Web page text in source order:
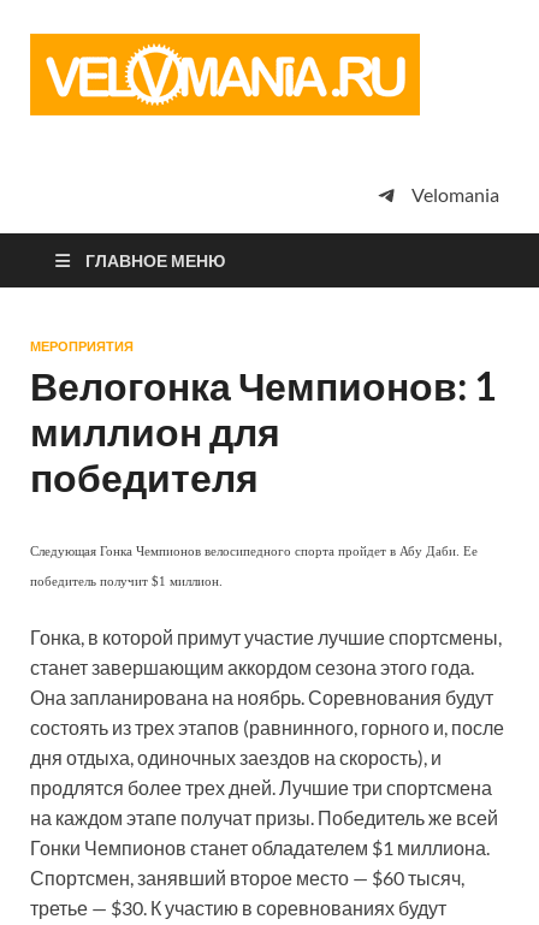
просто
Velomania
ГЛАВНОЕ МЕНЮ
МЕРОПРИЯТИЯ
Велогонка Чемпионов: 1
миллион для
победителя
Следующая Гонка Чемпионов велосипедного спорта пройдет в Абу Даби. Ее
победитель получит $1 миллион.
Гонка, в которой примут участие лучшие спортсмены,
станет завершающим аккордом сезона этого года.
Она запланирована на ноябрь. Соревнования будут
состоять из трех этапов (равнинного, горного и, после
дня отдыха, одиночных заездов на скорость), и
продлятся более трех дней. Лучшие три спортсмена
на каждом этапе получат призы. Победитель же всей
Гонки Чемпионов станет обладателем $1 миллиона.
Спортсмен, занявший второе место — $60 тысяч,
третье — $30. К участию в соревнованиях будут